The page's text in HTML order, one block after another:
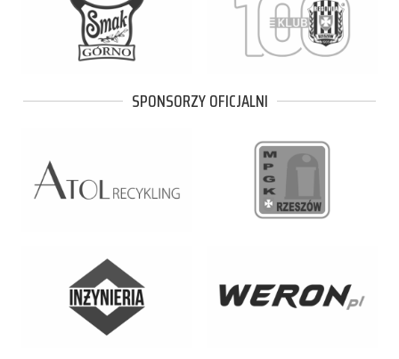
SPONSORZY OFICJALNI